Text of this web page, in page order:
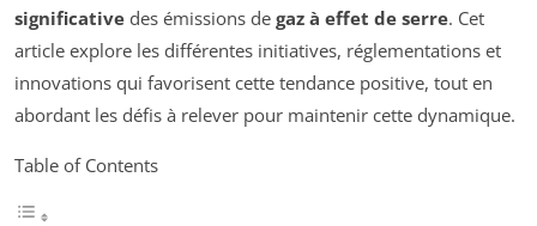
significative des émissions de gaz à effet de serre. Cet
article explore les différentes initiatives, réglementations et
innovations qui favorisent cette tendance positive, tout en
abordant les défis à relever pour maintenir cette dynamique.
Table of Contents